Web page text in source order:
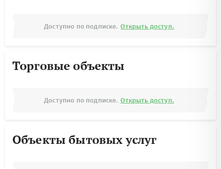
Доступно по подписке. Открыть доступ.
Торговые объекты
Доступно по подписке. Открыть доступ.
Объекты бытовых услуг